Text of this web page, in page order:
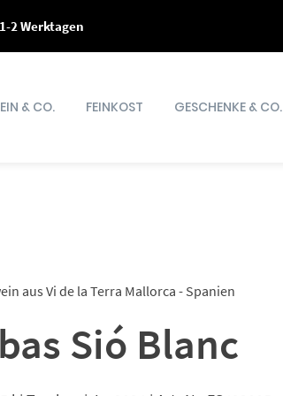
1-2 Werktagen
& CO. FEINKOST GESCHENKE & CO.
aus Vi de la Terra Mallorca - Spanien
Sió Blanc